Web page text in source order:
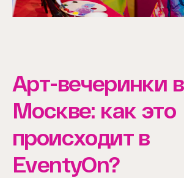
Арт-вечеринки в
Москве: как это
происходит в
EventyOn?